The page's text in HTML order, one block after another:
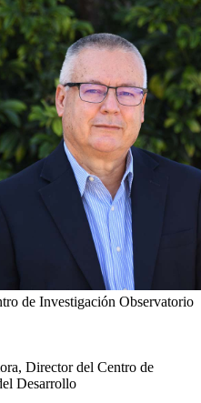
de Investigación Observatorio
Director del Centro de
Desarrollo